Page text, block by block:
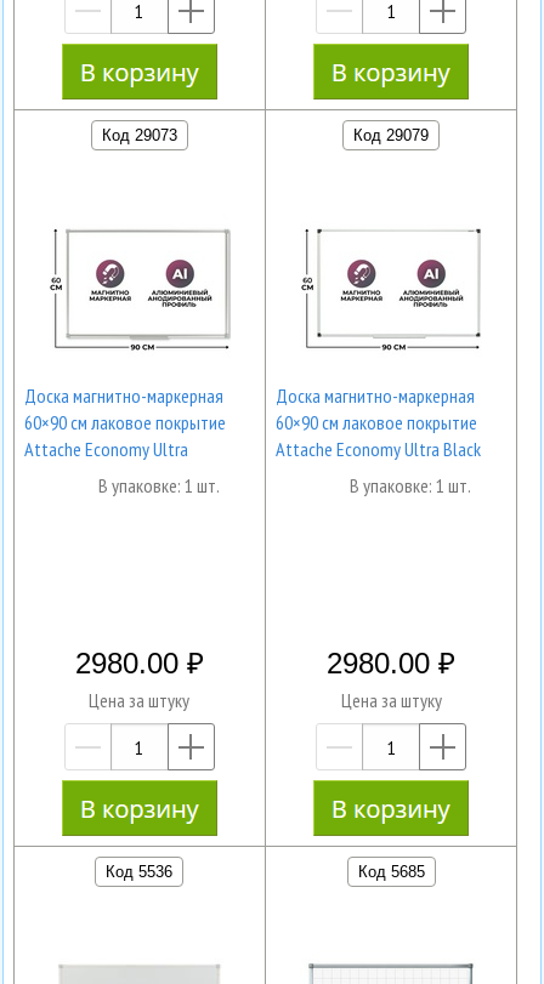
— —
Код 29073
Доска магнитно-маркерная
60×90 см лаковое покрытие
Attache Economy Ultra
В упаковке: 1 шт.
2980.00
Цена за штуку
—
Код 29079
Доска магнитно-маркерная
60×90 см лаковое покрытие
Attache Economy Ultra Black
В упаковке: 1 шт.
2980.00
Цена за штуку
—
Код 5536 Код 5685